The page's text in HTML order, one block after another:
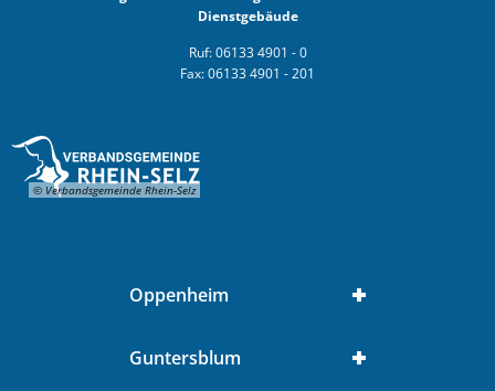
Dienstgebäude
Ruf: 06133 4901 - 0
Fax: 06133 4901 - 201
© Verbandsgemeinde Rhein-Selz
Oppenheim
Guntersblum